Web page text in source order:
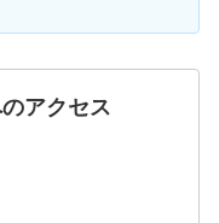
アクセス